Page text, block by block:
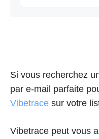
Si vous recherchez
par e-mail parfaite
Vibetrace sur votre
Vibetrace peut vous